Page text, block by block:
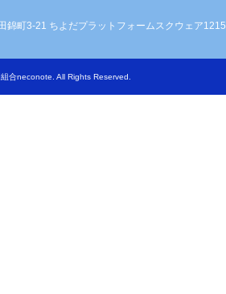
錦町3-21 ちよだプラットフォームスクウェア1215
合neconote . All Rights Reserved.